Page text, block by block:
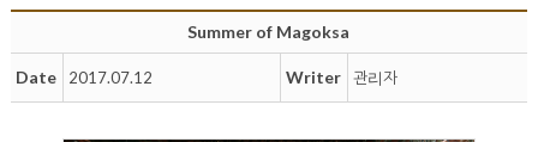
Summer of Magoksa
Date 2017.07.12 Writer 관리자